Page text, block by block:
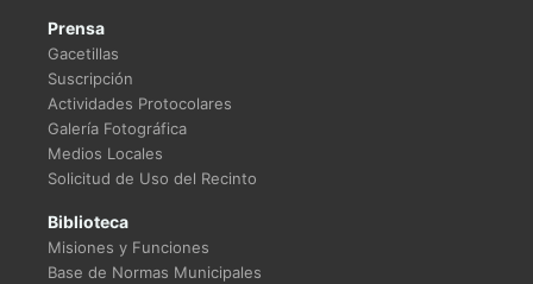
Prensa
Gacetillas
Suscripción
Actividades Protocolares
Galería Fotográfica
Medios Locales
Solicitud de Uso del Recinto
Biblioteca
Misiones y Funciones
Base de Normas Municipales